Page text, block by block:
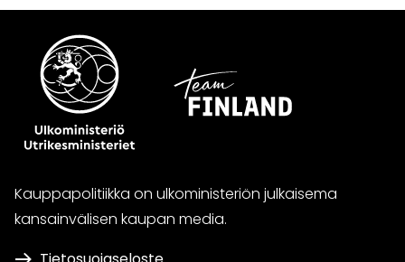
Kauppapolitiikka on ulkoministeriön julkaisema
kansainvälisen kaupan media.